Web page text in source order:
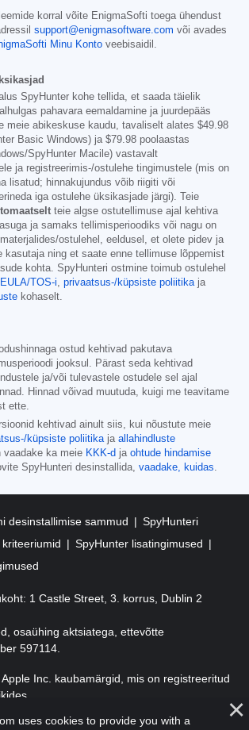
korral võite EnigmaSofti toega ühendust
support@enigmasoftware.com või avades
Minu Konto veebisaidil.
SpyHunter kohe tellida, et saada täielik
pahavara eemaldamine ja juurdepääs
meie abikeskuse kaudu, tavaliselt alates $49.98
Basic Windows) ja $79.98 poolaastas
SpyHunter Macile) vastavalt
ja registreerimis-/ostulehe tingimustele (mis on
lisatud; hinnakujundus võib riigiti või
iga ostulehe üksikasjade järgi). Teie
teie algse ostutellimuse ajal kehtiva
ja samaks tellimisperioodiks või nagu on
ostulehel, eeldusel, et olete pidev ja
kasutaja ning et saate enne tellimuse lõppemist
kohta. SpyHunteri ostmine toimub ostulehel
EULA/TOS-i, privaatsus-/küpsiste poliitikaja
kohaselt.
ostud kehtivad pakutava
jooksul. Pärast seda kehtivad
ja/või tulevastele ostudele sel ajal
Hinnad võivad muutuda, kuigi me teavitame
ette.
kehtivad ainult siis, kui nõustute meie
küpsiste poliitikaja allahindluste
vaadake ka meie KKK-d ja ohtude hindamise
SpyHunteri desinstallida, vaadake, kuidas.
desinstallimise sammud
SpyHunteri
SpyHunter lisatingimused
1 Castle Street, 3. korrus, Dublin 2
osaühing aktsiatega, ettevõtte
597114.
Inc. kaubamärgid, mis on registreeritud
. EnigmaSoft Ltd. Kõik õigused kaitstud.
uses cookies to provide you with a